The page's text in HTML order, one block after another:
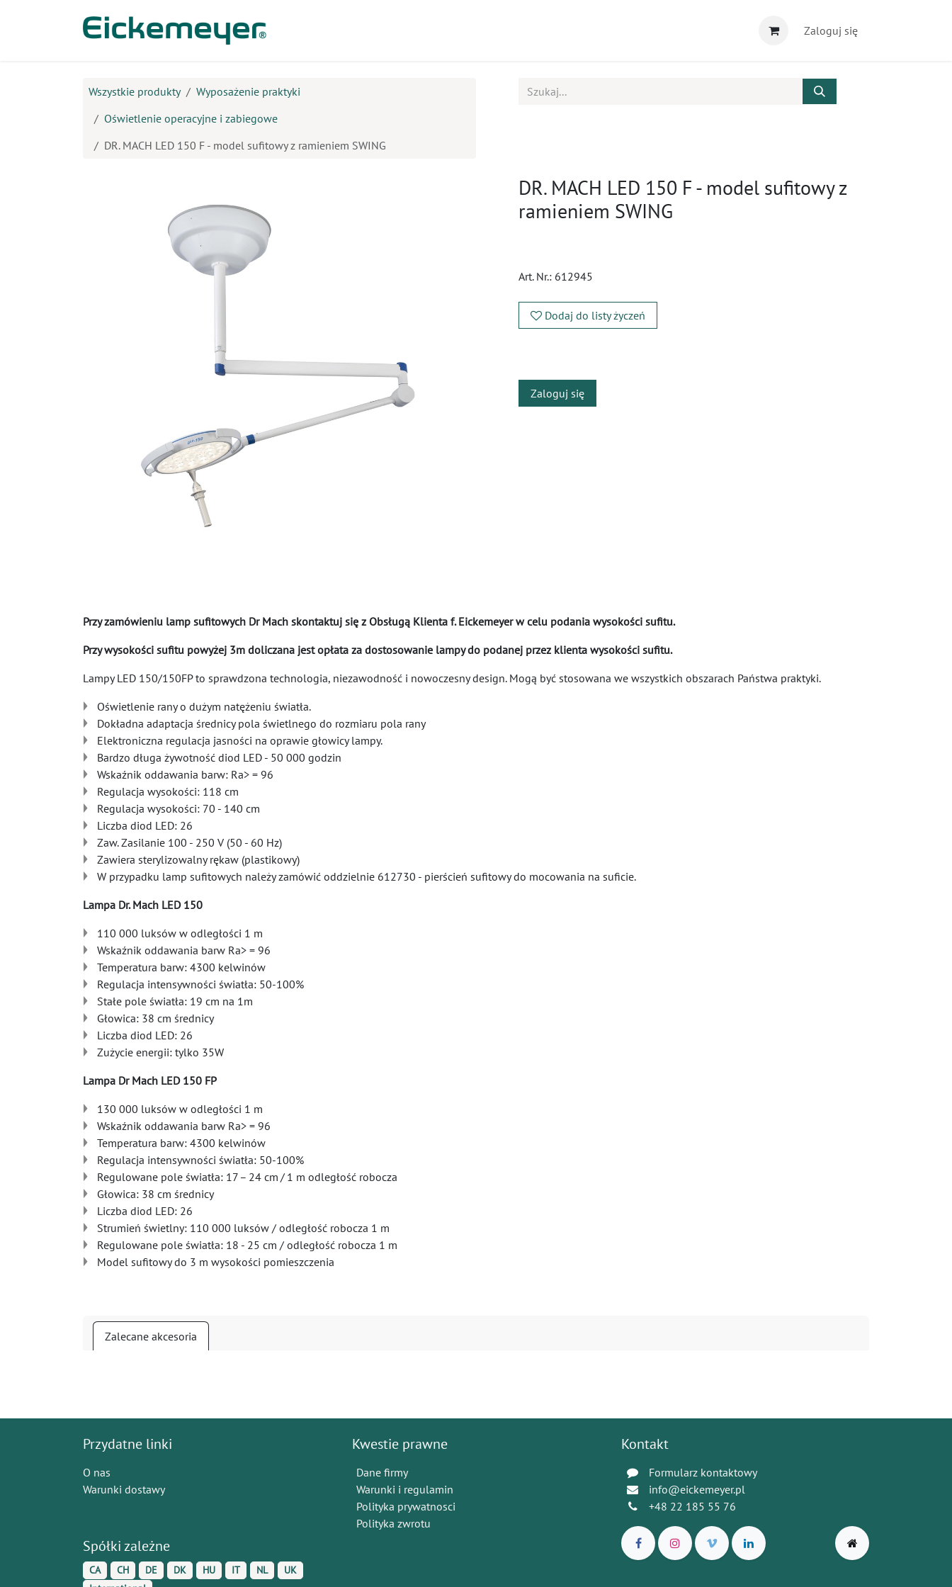
Zaloguj się
Wszystkie produkty
Wyposażenie praktyki
Oświetlenie operacyjne i zabiegowe
DR. MACH LED 150 F - model sufitowy z ramieniem SWING
DR. MACH LED 150 F - model sufitowy z
ramieniem SWING
Art. Nr.: 612945
Dodaj do listy życzeń
Zaloguj się
Przy zamówieniu lamp sufitowych Dr Mach skontaktuj się z Obsługą Klienta f. Eickemeyer w celu podania wysokości sufitu.
Przy wysokości sufitu powyżej 3m doliczana jest opłata za dostosowanie lampy do podanej przez klienta wysokości sufitu.
Lampy LED 150/150FP to sprawdzona technologia, niezawodność i nowoczesny design. Mogą być stosowana we wszystkich obszarach Państwa praktyki.
Oświetlenie rany o dużym natężeniu światła.
Dokładna adaptacja średnicy pola świetlnego do rozmiaru pola rany
Elektroniczna regulacja jasności na oprawie głowicy lampy.
Bardzo długa żywotność diod LED - 50 000 godzin
Wskaźnik oddawania barw: Ra> = 96
Regulacja wysokości: 118 cm
Regulacja wysokości: 70 - 140 cm
Liczba diod LED: 26
Zaw. Zasilanie 100 - 250 V (50 - 60 Hz)
Zawiera sterylizowalny rękaw (plastikowy)
W przypadku lamp sufitowych należy zamówić oddzielnie 612730 - pierścień sufitowy do mocowania na suficie.
Lampa Dr. Mach LED 150
110 000 luksów w odległości 1 m
Wskaźnik oddawania barw Ra> = 96
Temperatura barw: 4300 kelwinów
Regulacja intensywności światła: 50-100%
Stałe pole światła: 19 cm na 1m
Głowica: 38 cm średnicy
Liczba diod LED: 26
Zużycie energii: tylko 35W
Lampa Dr Mach LED 150 FP
130 000 luksów w odległości 1 m
Wskaźnik oddawania barw Ra> = 96
Temperatura barw: 4300 kelwinów
Regulacja intensywności światła: 50-100%
Regulowane pole światła: 17 – 24 cm / 1 m odległość robocza
Głowica: 38 cm średnicy
Liczba diod LED: 26
Strumień świetlny: 110 000 luksów / odległość robocza 1 m
Regulowane pole światła: 18 - 25 cm / odległość robocza 1 m
Model sufitowy do 3 m wysokości pomieszczenia
Zalecane akcesoria
Przydatne linki
O nas
Warunki dostawy
Spółki zależne
CA CH DE DK HU IT NL
UK
Kwestie prawne
Dane firmy
Warunki i regulamin
Polityka prywatnosci
Polityka zwrotu
Kontakt
Formularz kontaktowy
info@eickemeyer.pl
+48 22 185 55 76